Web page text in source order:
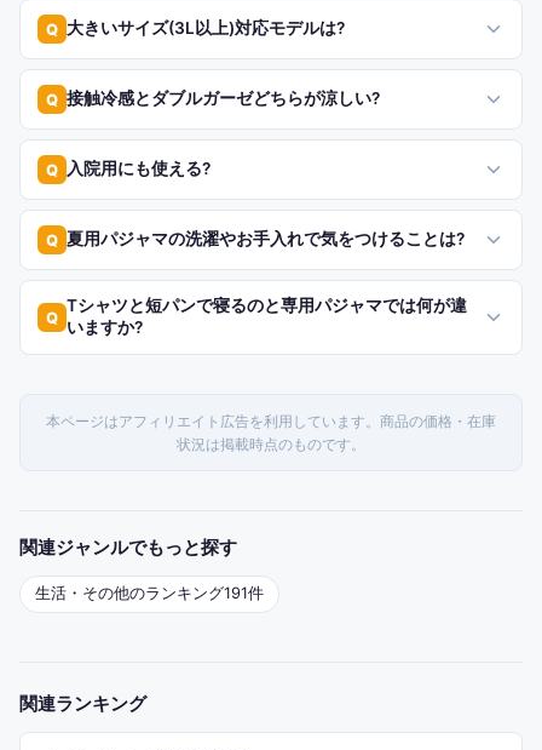
Q 大きいサイズ(3L以上)対応モデルは?
Q 接触冷感とダブルガーゼどちらが涼しい?
Q 入院用にも使える?
Q 夏用パジャマの洗濯やお手入れで気をつけることは?
Q
Tシャツと短パンで寝るのと専用パジャマでは何が違
いますか?
本ページはアフィリエイト広告を利用しています。商品の価格・在庫
状況は掲載時点のものです。
関連ジャンルでもっと探す
生活・その他のランキング191件
関連ランキング